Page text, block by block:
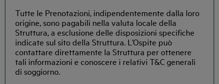
Tutte le Prenotazioni, indipendentemente dalla loro
origine, sono pagabili nella valuta locale della
Struttura, a esclusione delle disposizioni specifiche
indicate sul sito della Struttura. L’Ospite può
contattare direttamente la Struttura per ottenere
tali informazioni e conoscere i relativi T&C generali
di soggiorno.